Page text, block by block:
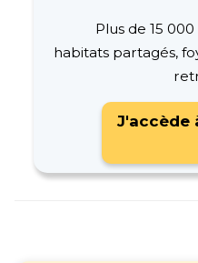
Plus de 15
habitats partagés,
J'accède